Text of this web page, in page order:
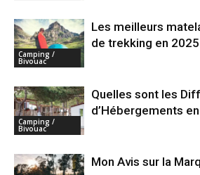
Camping /
Bivouac
Les meilleurs
de trekking en 2025
Camping /
Bivouac
Quelles sont les
d’Hébergements
Mon Avis sur la